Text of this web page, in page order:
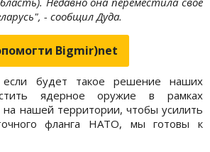
- сообщил Дуда.
Bigmir)net
будет такое решение наших
ядерное оружие в рамках
нашей территории, чтобы усилить
фланга НАТО, мы готовы к